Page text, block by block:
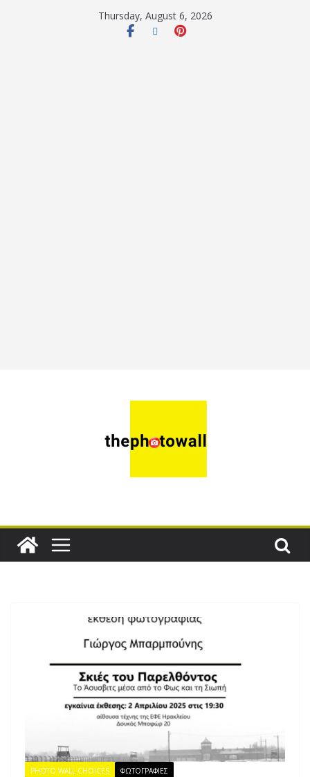
Thursday, August 6, 2026
PHOTO WALL CHOICES ΦΩΤΟΓΡΑΦΙΕΣ